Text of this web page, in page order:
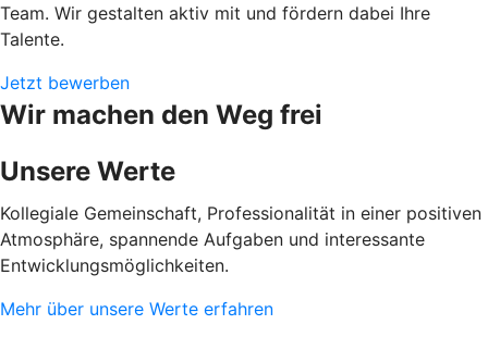
Team. Wir gestalten aktiv mit und fördern dabei Ihre
Talente.
Jetzt bewerben
Wir machen den Weg frei
Unsere Werte
Kollegiale Gemeinschaft, Professionalität in einer positiven
Atmosphäre, spannende Aufgaben und interessante
Entwicklungsmöglichkeiten.
Mehr über unsere Werte erfahren